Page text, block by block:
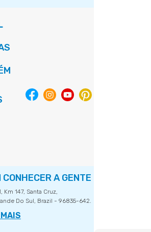
CONHECER A GENTE
Km 147, Santa Cruz,
Do Sul, Brazil - 96835-642.